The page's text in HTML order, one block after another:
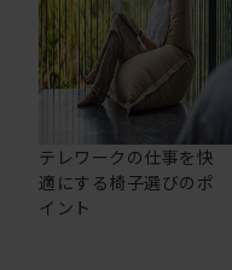
テレワークの仕事を快
適にする椅子選びのポ
イント